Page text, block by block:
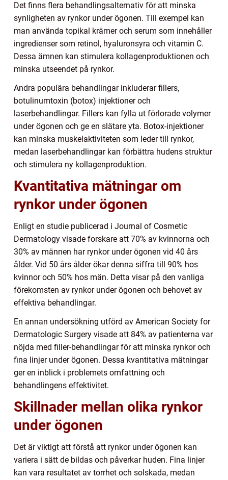
Det finns flera behandlingsalternativ för att minska
synligheten av rynkor under ögonen. Till exempel kan
man använda topikal krämer och serum som innehåller
ingredienser som retinol, hyaluronsyra och vitamin C.
Dessa ämnen kan stimulera kollagenproduktionen och
minska utseendet på rynkor.
Andra populära behandlingar inkluderar fillers,
botulinumtoxin (botox) injektioner och
laserbehandlingar. Fillers kan fylla ut förlorade volymer
under ögonen och ge en slätare yta. Botox-injektioner
kan minska muskelaktiviteten som leder till rynkor,
medan laserbehandlingar kan förbättra hudens struktur
och stimulera ny kollagenproduktion.
Kvantitativa mätningar om
rynkor under ögonen
Enligt en studie publicerad i Journal of Cosmetic
Dermatology visade forskare att 70% av kvinnorna och
30% av männen har rynkor under ögonen vid 40 års
ålder. Vid 50 års ålder ökar denna siffra till 90% hos
kvinnor och 50% hos män. Detta visar på den vanliga
förekomsten av rynkor under ögonen och behovet av
effektiva behandlingar.
En annan undersökning utförd av American Society for
Dermatologic Surgery visade att 84% av patienterna var
nöjda med filler-behandlingar för att minska rynkor och
fina linjer under ögonen. Dessa kvantitativa mätningar
ger en inblick i problemets omfattning och
behandlingens effektivitet.
Skillnader mellan olika rynkor
under ögonen
Det är viktigt att förstå att rynkor under ögonen kan
variera i sätt de bildas och påverkar huden. Fina linjer
kan vara resultatet av torrhet och solskada, medan